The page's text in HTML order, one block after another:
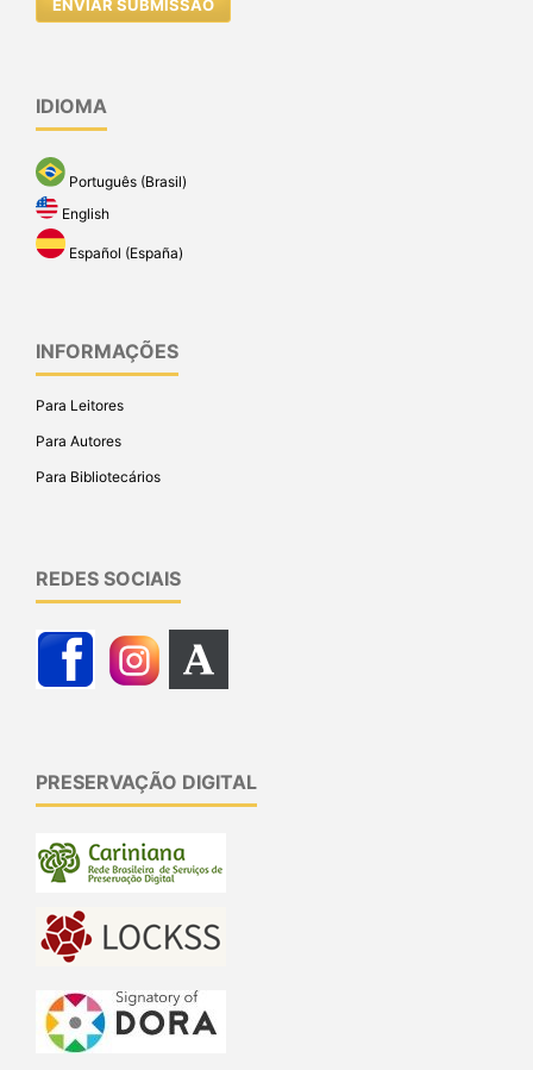
ENVIAR SUBMISSÃO
IDIOMA
Português (Brasil)
English
Español (España)
INFORMAÇÕES
Para Leitores
Para Autores
Para Bibliotecários
REDES SOCIAIS
PRESERVAÇÃO DIGITAL